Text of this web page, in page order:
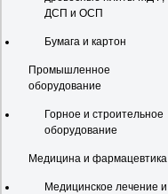
ДСП и ОСП
Бумага и картон
Промышленное
оборудование
Горное и строительное
оборудование
Медицина и фармацевтика
Медицинское лечение и